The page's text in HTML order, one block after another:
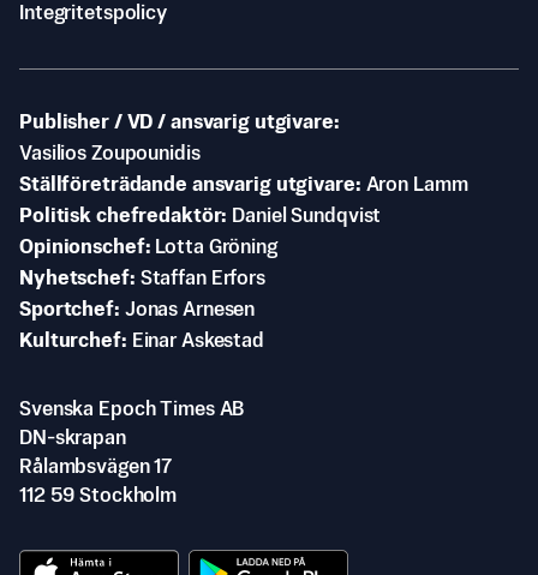
Integritetspolicy
Publisher / VD / ansvarig utgivare
Vasilios Zoupounidis
Ställföreträdande ansvarig utgivare Aron Lamm
Politisk chefredaktör
Daniel Sundqvist
Opinionschef
Lotta Gröning
Nyhetschef Staffan Erfors
Sportchef Jonas Arnesen
Kulturchef
Einar Askestad
Svenska Epoch Times AB
DN-skrapan
Rålambsvägen 17
112 59 Stockholm